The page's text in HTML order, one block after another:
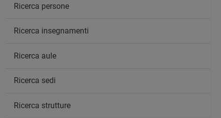
Ricerca persone
Ricerca insegnamenti
Ricerca aule
Ricerca sedi
Ricerca strutture